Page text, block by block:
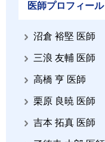
医師プロフィール
沼倉 裕堅 医師
三浪 友輔 医師
高橋 亨 医師
栗原 良暁 医師
吉本 拓真 医師